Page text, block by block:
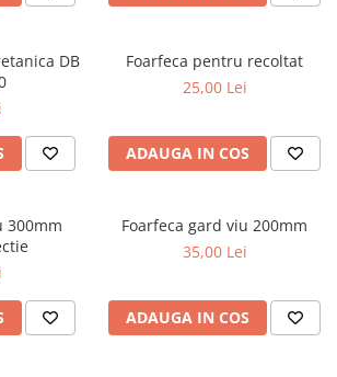
DB
Foarfeca pentru recoltat
25,00 Lei
ADAUGA IN COS
300mm
Foarfeca gard viu 200mm
35,00 Lei
ADAUGA IN COS